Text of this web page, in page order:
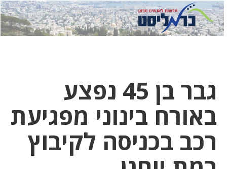
לחץ
כאן
לחץ
כדי
גבר בן 45 נפצע
באורח בינוני מפגיעת
רכב בכניסה לקיבוץ